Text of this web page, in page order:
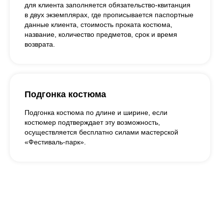
для клиента заполняется обязательство-квитанция
в двух экземплярах, где прописывается паспортные
данные клиента, стоимость проката костюма,
название, количество предметов, срок и время
возврата.
Подгонка костюма
Подгонка костюма по длине и ширине, если
костюмер подтверждает эту возможность,
осуществляется бесплатно силами мастерской
«Фестиваль-парк».